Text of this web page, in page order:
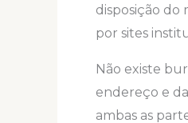
disposição do
por sites
Não existe
endereço e
ambas as